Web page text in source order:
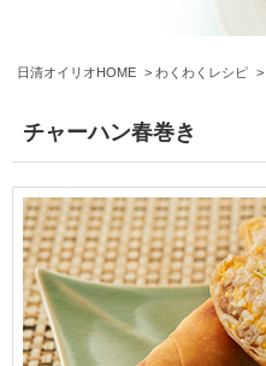
日清オイリオHOME わくわくレシピ
チャーハン春巻き